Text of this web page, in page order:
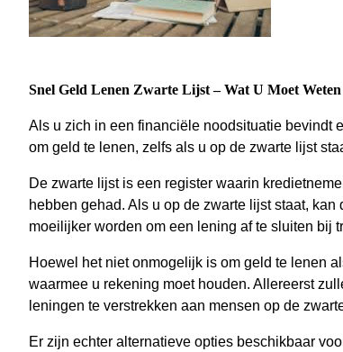
Snel Geld Lenen Zwarte Lijst – Wat U Moet Weten
Als u zich in een financiële noodsituatie bevindt
om geld te lenen, zelfs als u op de zwarte lijst
De zwarte lijst is een register waarin
hebben gehad. Als u op de zwarte lijst staat,
moeilijker worden om een lening af te sluiten bij
Hoewel het niet onmogelijk is om geld te lenen
waarmee u rekening moet houden. Allereerst
leningen te verstrekken aan mensen op de
Er zijn echter alternatieve opties beschikbaar